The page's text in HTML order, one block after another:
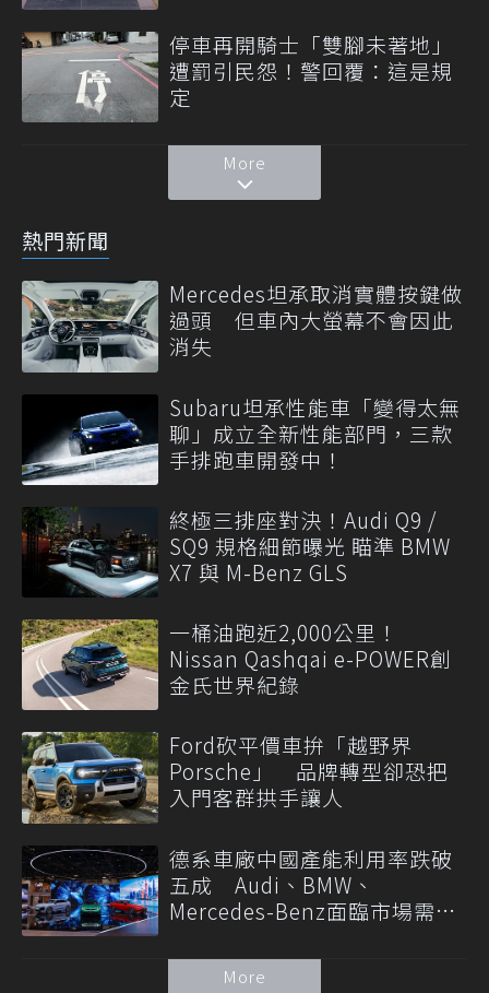
停車再開騎士「雙腳未著地」
遭罰引民怨！警回覆：這是規
定
More
熱門新聞
Mercedes坦承取消實體按鍵做
過頭 但車內大螢幕不會因此
消失
Subaru坦承性能車「變得太無
聊」成立全新性能部門，三款
手排跑車開發中！
終極三排座對決！Audi Q9 /
SQ9 規格細節曝光 瞄準 BMW
X7 與 M-Benz GLS
一桶油跑近2,000公里！
Nissan Qashqai e-POWER創
金氏世界紀錄
Ford砍平價車拚「越野界
Porsche」 品牌轉型卻恐把
入門客群拱手讓人
德系車廠中國產能利用率跌破
五成 Audi、BMW、
Mercedes-Benz面臨市場需求
More